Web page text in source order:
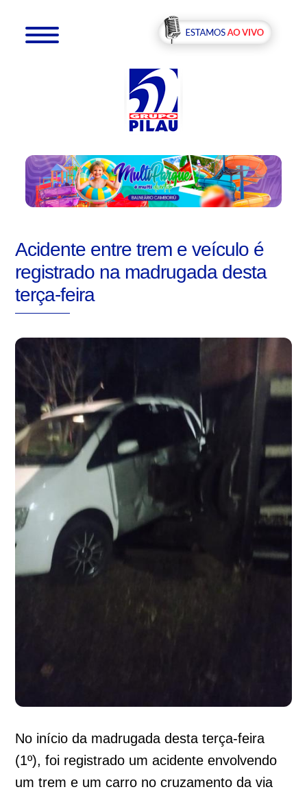
Acidente entre trem e veículo é
registrado na madrugada desta
terça-feira
No início da madrugada desta terça-feira
(1º), foi registrado um acidente envolvendo
um trem e um carro no cruzamento da via